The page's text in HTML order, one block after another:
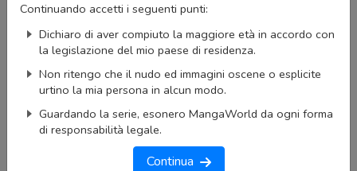
Continuando accetti i seguenti punti:
Dichiaro di aver compiuto la maggiore età in accordo con
la legislazione del mio paese di residenza.
Non ritengo che il nudo ed immagini oscene o esplicite
urtino la mia persona in alcun modo.
Guardando la serie, esonero MangaWorld da ogni forma
di responsabilità legale.
Continua